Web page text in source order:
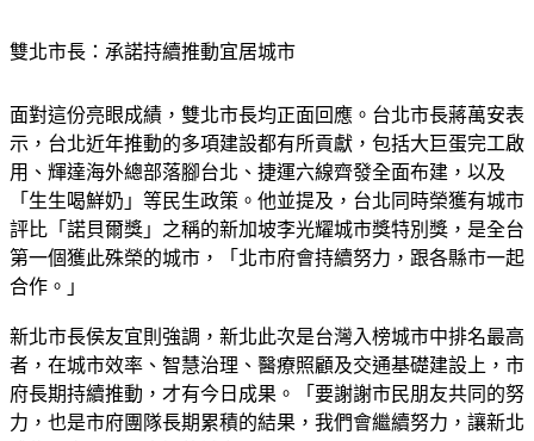
雙北市長：承諾持續推動宜居城市
面對這份亮眼成績，雙北市長均正面回應。台北市長蔣萬安表
示，台北近年推動的多項建設都有所貢獻，包括大巨蛋完工啟
用、輝達海外總部落腳台北、捷運六線齊發全面布建，以及
「生生喝鮮奶」等民生政策。他並提及，台北同時榮獲有城市
評比「諾貝爾獎」之稱的新加坡李光耀城市獎特別獎，是全台
第一個獲此殊榮的城市，「北市府會持續努力，跟各縣市一起
合作。」
新北市長侯友宜則強調，新北此次是台灣入榜城市中排名最高
者，在城市效率、智慧治理、醫療照顧及交通基礎建設上，市
府長期持續推動，才有今日成果。「要謝謝市民朋友共同的努
力，也是市府團隊長期累積的結果，我們會繼續努力，讓新北